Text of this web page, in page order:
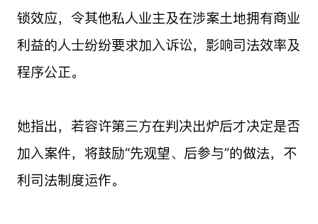
锁效应，令其他私人业主及在涉案土地拥有商业
利益的人士纷纷要求加入诉讼，影响司法效率及
程序公正。
她指出，若容许第三方在判决出炉后才决定是否
加入案件，将鼓励“先观望、后参与”的做法，不
利司法制度运作。